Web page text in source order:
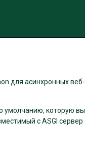
для асинхронных веб-
умолчанию, которую вы
с ASGI сервер